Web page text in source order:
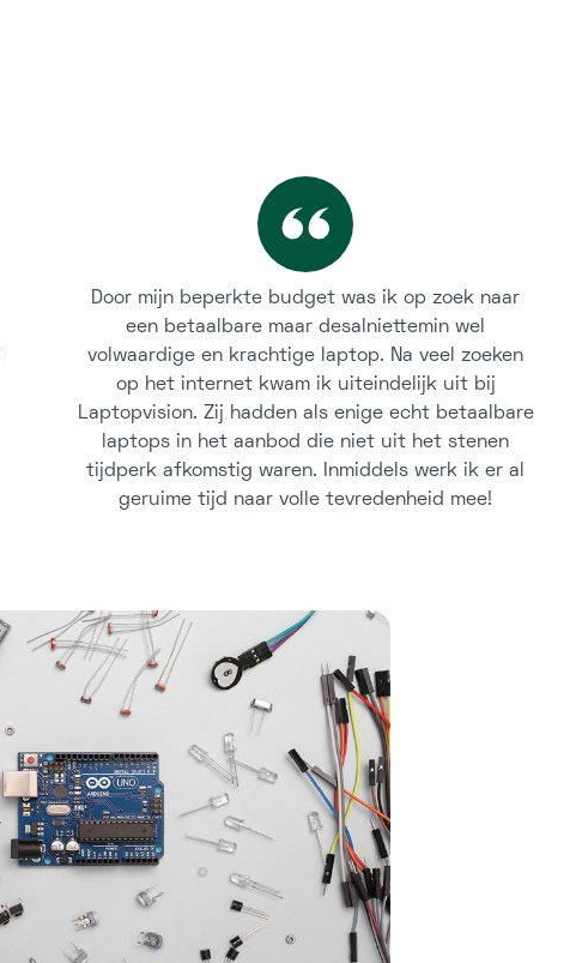
Door mijn beperkte budget was ik op zoek naar
een betaalbare maar desalniettemin wel
volwaardige en krachtige laptop. Na veel zoeken
op het internet kwam ik uiteindelijk uit bij
Laptopvision. Zij hadden als enige echt betaalbare
laptops in het aanbod die niet uit het stenen
tijdperk afkomstig waren. Inmiddels werk ik er al
geruime tijd naar volle tevredenheid mee!